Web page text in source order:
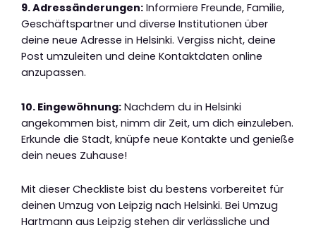
9. Adressänderungen: Informiere Freunde, Familie,
Geschäftspartner und diverse Institutionen über
deine neue Adresse in Helsinki. Vergiss nicht, deine
Post umzuleiten und deine Kontaktdaten online
anzupassen.
10. Eingewöhnung: Nachdem du in Helsinki
angekommen bist, nimm dir Zeit, um dich einzuleben.
Erkunde die Stadt, knüpfe neue Kontakte und genieße
dein neues Zuhause!
Mit dieser Checkliste bist du bestens vorbereitet für
deinen Umzug von Leipzig nach Helsinki. Bei Umzug
Hartmann aus Leipzig stehen dir verlässliche und